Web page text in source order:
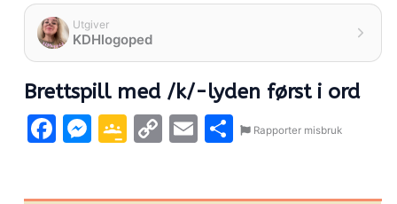
Utgiver
KDHlogoped
Brettspill med /k/-lyden først i ord
Facebook
Messenger
Google
CopyEmailShare
Rapporter misbruk